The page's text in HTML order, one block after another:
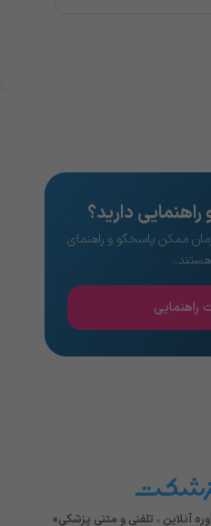
راهنمایی دارید؟
ممکن پاسخگو و راهنمای
راهنمایی
آنلاین ، تلفنی و متنی پزشکی»